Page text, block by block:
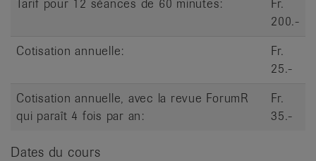
Tarif pour 12 séances de 60 minutes:
Fr.
200.-
Cotisation annuelle:
Fr.
25.-
Cotisation annuelle, avec la revue ForumR
qui paraît 4 fois par an:
Fr.
35.-
Dates du cours